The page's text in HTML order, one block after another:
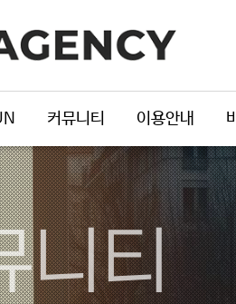
커뮤니티 이용안내
니티